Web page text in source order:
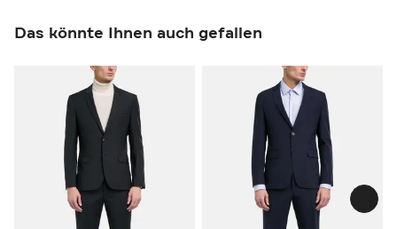
Das könnte Ihnen auch gefallen